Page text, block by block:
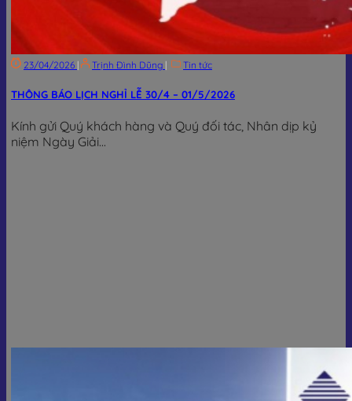
23/04/2026 | Trịnh Đình Dũng | Tin tức
THÔNG BÁO LỊCH NGHỈ LỄ 30/4 – 01/5/2026
Kính gửi Quý khách hàng và Quý đối tác, Nhân dịp kỷ
niệm Ngày Giải...